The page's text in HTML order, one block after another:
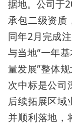
据地。公司于
承包二级资质
同年2月完成
与当地“一年
量发展”整体
次中标是公司
后续拓展区域
并顺利落地，